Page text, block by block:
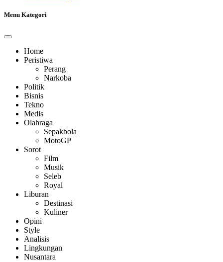
Menu Kategori
Home
Peristiwa
Perang
Narkoba
Politik
Bisnis
Tekno
Medis
Olahraga
Sepakbola
MotoGP
Sorot
Film
Musik
Seleb
Royal
Liburan
Destinasi
Kuliner
Opini
Style
Analisis
Lingkungan
Nusantara